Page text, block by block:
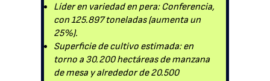
Líder en variedad en pera: Conferencia,
con 125.897 toneladas (aumenta un
25%).
Superficie de cultivo estimada: en
torno a 30.200 hectáreas de manzana
de mesa y alrededor de 20.500